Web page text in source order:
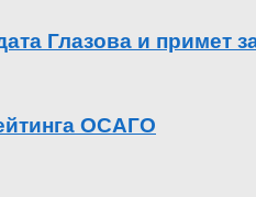
Глазова и примет
ОСАГО